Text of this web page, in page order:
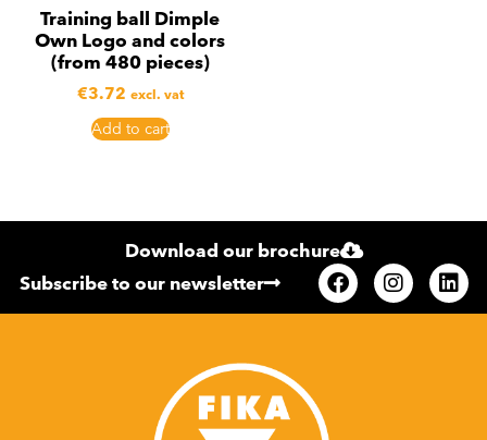
Training ball Dimple
Own Logo and colors
(from 480 pieces)
€3.72 excl. vat
Add to cart
Download our brochure
Subscribe to our newsletter